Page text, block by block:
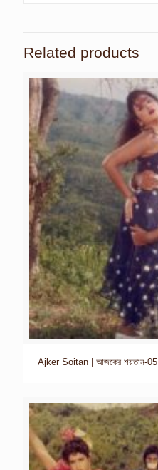
Related products
Ajker Soitan | আজকের শয়তান-05